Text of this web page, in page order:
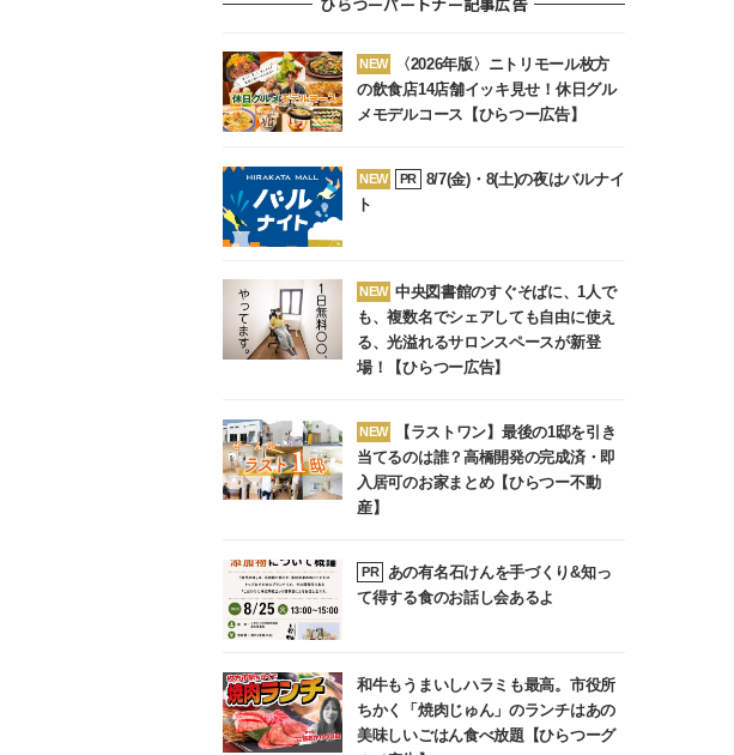
NEW
〈2026年版〉ニトリモール枚方
の飲食店14店舗イッキ見せ！休日グル
メモデルコース【ひらつー広告】
NEW PR
8/7(金)・8(土)の夜はバルナイ
ト
NEW 中央図書館のすぐそばに、1人で
も、複数名でシェアしても自由に使え
る、光溢れるサロンスペースが新登
場！【ひらつー広告】
NEW
【ラストワン】最後の1邸を引き
当てるのは誰？高橋開発の完成済・即
入居可のお家まとめ【ひらつー不動
産】
PR
あの有名石けんを手づくり&知っ
て得する食のお話し会あるよ
和牛もうまいしハラミも最高。市役所
ちかく「焼肉じゅん」のランチはあの
美味しいごはん食べ放題【ひらつーグ